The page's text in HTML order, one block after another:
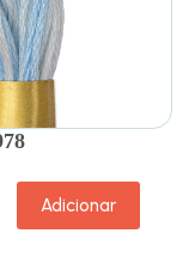
Adicionar